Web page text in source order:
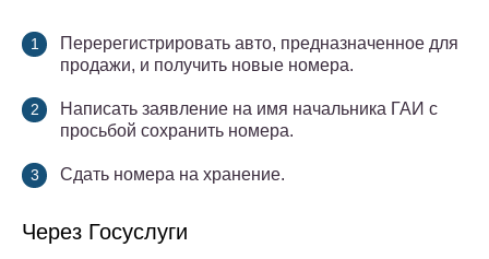
Перерегистрировать авто, предназначенное для
продажи, и получить новые номера.
Написать заявление на имя начальника ГАИ с
просьбой сохранить номера.
Сдать номера на хранение.
Через Госуслуги